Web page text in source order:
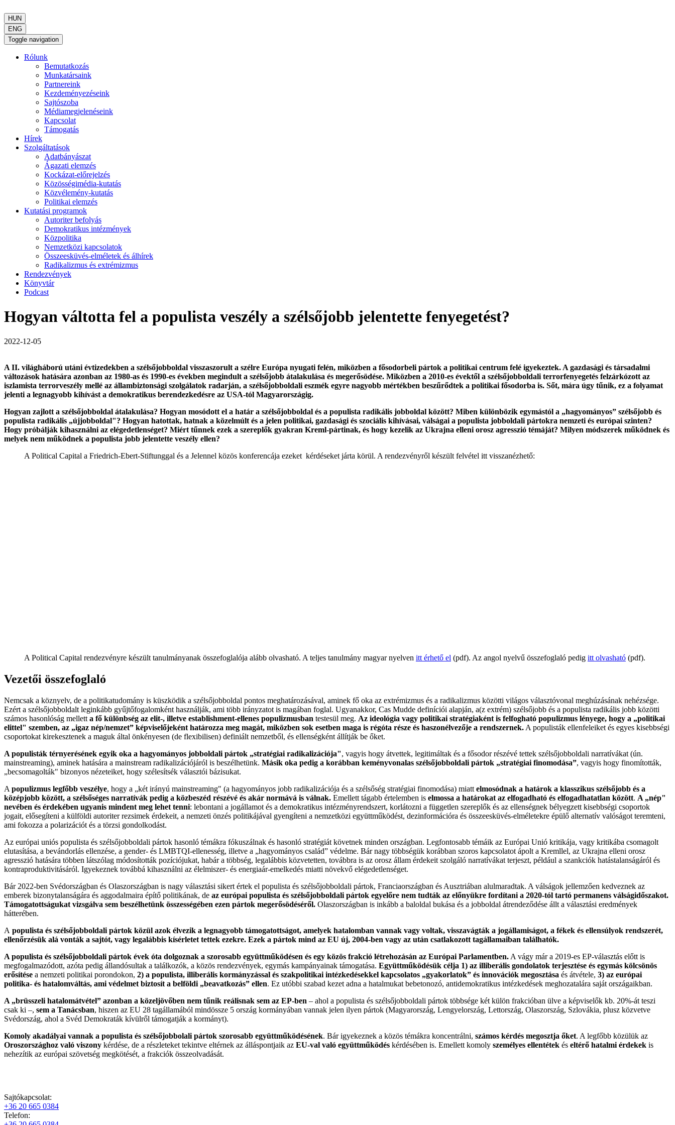
HUN
ENG
Toggle navigation
Rólunk
Bemutatkozás
Munkatársaink
Partnereink
Kezdeményezéseink
Sajtószoba
Médiamegjelenéseink
Kapcsolat
Támogatás
Hírek
Szolgáltatások
Adatbányászat
Ágazati elemzés
Kockázat-előrejelzés
Közösségimédia-kutatás
Közvélemény-kutatás
Politikai elemzés
Kutatási programok
Autoriter befolyás
Demokratikus intézmények
Közpolitika
Nemzetközi kapcsolatok
Összeesküvés-elméletek és álhírek
Radikalizmus és extrémizmus
Rendezvények
Könyvtár
Podcast
Hogyan váltotta fel a populista veszély a szélsőjobb jelentette fenyegetést?
2022-12-05
A II. világháború utáni évtizedekben a szélsőjobboldal visszaszorult a szélre Európa nyugati felén, miközben a fősodorbeli pártok a politikai centrum felé igyekeztek. A gazdasági és társadalmi
változások hatására azonban az 1980-as és 1990-es években megindult a szélsőjobb átalakulása és megerősödése. Miközben a 2010-es évektől a szélsőjobboldali terrorfenyegetés felzárkózott az
iszlamista terrorveszély mellé az állambiztonsági szolgálatok radarján, a szélsőjobboldali eszmék egyre nagyobb mértékben beszűrődtek a politikai fősodorba is. Sőt, mára úgy tűnik, ez a folyamat
jelenti a legnagyobb kihívást a demokratikus berendezkedésre az USA-tól Magyarországig.
Hogyan zajlott a szélsőjobboldal átalakulása? Hogyan mosódott el a határ a szélsőjobboldal és a populista radikális jobboldal között? Miben különbözik egymástól a „hagyományos” szélsőjobb és
populista radikális „újjobboldal"? Hogyan hatottak, hatnak a közelmúlt és a jelen politikai, gazdasági és szociális kihívásai, válságai a populista jobboldali pártokra nemzeti és európai szinten?
Hogy próbálják kihasználni az elégedetlenséget? Miért tűnnek ezek a szereplők gyakran Kreml-pártinak, és hogy kezelik az Ukrajna elleni orosz agresszió témáját? Milyen módszerek működnek és
melyek nem működnek a populista jobb jelentette veszély ellen?
A Political Capital a Friedrich-Ebert-Stiftunggal és a Jelennel közös konferencája ezeket kérdéseket járta körül. A rendezvényről készült felvétel itt visszanézhető:
A Political Capital rendezvényre készült tanulmányanak összefoglalója alább olvasható. A teljes tanulmány magyar nyelven itt érhető el (pdf). Az angol nyelvű összefoglaló pedig itt olvasható (pdf).
Vezetői összefoglaló
Nemcsak a köznyelv, de a politikatudomány is küszködik a szélsőjobboldal pontos meghatározásával, aminek fő oka az extrémizmus és a radikalizmus közötti világos választóvonal meghúzásának nehézsége.
Ezért a szélsőjobboldalt leginkább gyűjtőfogalomként használják, ami több irányzatot is magában foglal. Ugyanakkor, Cas Mudde definíciói alapján, a(z extrém) szélsőjobb és a populista radikális jobb közötti
számos hasonlóság mellett a fő különbség az elit-, illetve establishment-ellenes populizmusban testesül meg. Az ideológia vagy politikai stratégiaként is felfogható populizmus lényege, hogy a „politikai
elittel" szemben, az „igaz nép/nemzet” képviselőjeként határozza meg magát, miközben sok esetben maga is régóta része és haszonélvezője a rendszernek. A populisták ellenfeleiket és egyes kisebbségi
csoportokat kirekesztenek a maguk által önkényesen (de flexibilisen) definiált nemzetből, és ellenségként állítják be őket.
A populisták térnyerésének egyik oka a hagyományos jobboldali pártok „stratégiai radikalizációja", vagyis hogy átvettek, legitimáltak és a fősodor részévé tettek szélsőjobboldali narratívákat (ún.
mainstreaming), aminek hatására a mainstream radikalizációjáról is beszélhetünk. Másik oka pedig a korábban keményvonalas szélsőjobboldali pártok „stratégiai finomodása”, vagyis hogy finomították,
„becsomagolták" bizonyos nézeteiket, hogy szélesítsék választói bázisukat.
A populizmus legfőbb veszélye, hogy a „két irányú mainstreaming" (a hagyományos jobb radikalizációja és a szélsőség stratégiai finomodása) miatt elmosódnak a határok a klasszikus szélsőjobb és a
középjobb között, a szélsőséges narratívák pedig a közbeszéd részévé és akár normává is válnak. Emellett tágabb értelemben is elmossa a határokat az elfogadható és elfogadhatatlan között. A „nép"
nevében és érdekében ugyanis mindent meg lehet tenni: lebontani a jogállamot és a demokratikus intézményrendszert, korlátozni a független szereplők és az ellenségnek bélyegzett kisebbségi csoportok
jogait, elősegíteni a külföldi autoriter rezsimek érdekeit, a nemzeti önzés politikájával gyengíteni a nemzetközi együttműködést, dezinformációra és összeesküvés-elméletekre épülő alternatív valóságot teremteni,
ami fokozza a polarizációt és a törzsi gondolkodást.
Az európai uniós populista és szélsőjobboldali pártok hasonló témákra fókuszálnak és hasonló stratégiát követnek minden országban. Legfontosabb témáik az Európai Unió kritikája, vagy kritikába csomagolt
elutasítása, a bevándorlás ellenzése, a gender- és LMBTQI-ellenesség, illetve a „hagyományos család” védelme. Bár nagy többségük korábban szoros kapcsolatot ápolt a Kremllel, az Ukrajna elleni orosz
agresszió hatására többen látszólag módosították pozíciójukat, habár a többség, legalábbis közvetetten, továbbra is az orosz állam érdekeit szolgáló narratívákat terjeszt, például a szankciók hatástalanságáról és
kontraproduktivitásáról. Igyekeznek továbbá kihasználni az élelmiszer- és energiaár-emelkedés miatti növekvő elégedetlenséget.
Bár 2022-ben Svédországban és Olaszországban is nagy választási sikert értek el populista és szélsőjobboldali pártok, Franciaországban és Ausztriában alulmaradtak. A válságok jellemzően kedveznek az
emberek bizonytalanságára és aggodalmaira építő politikának, de az európai populista és szélsőjobboldali pártok egyelőre nem tudták az előnyükre fordítani a 2020-tól tartó permanens válságidőszakot.
Támogatottságukat vizsgálva sem beszélhetünk összességében ezen pártok megerősödéséről. Olaszországban is inkább a baloldal bukása és a jobboldal átrendeződése állt a választási eredmények
hátterében.
A populista és szélsőjobboldali pártok közül azok élvezik a legnagyobb támogatottságot, amelyek hatalomban vannak vagy voltak, visszavágták a jogállamiságot, a fékek és ellensúlyok rendszerét,
ellenőrzésük alá vonták a sajtót, vagy legalábbis kísérletet tettek ezekre. Ezek a pártok mind az EU új, 2004-ben vagy az után csatlakozott tagállamaiban találhatók.
A populista és szélsőjobboldali pártok évek óta dolgoznak a szorosabb együttműködésen és egy közös frakció létrehozásán az Európai Parlamentben. A vágy már a 2019-es EP-választás előtt is
megfogalmazódott, azóta pedig állandósultak a találkozók, a közös rendezvények, egymás kampányainak támogatása. Együttműködésük célja 1) az illiberális gondolatok terjesztése és egymás kölcsönös
erősítése a nemzeti politikai porondokon, 2) a populista, illiberális kormányzással és szakpolitikai intézkedésekkel kapcsolatos „gyakorlatok” és innovációk megosztása és átvétele, 3) az európai
politika- és hatalomváltás, ami védelmet biztosít a belföldi „beavatkozás” ellen. Ez utóbbi szabad kezet adna a hatalmukat bebetonozó, antidemokratikus intézkedések meghozatalára saját országaikban.
A „brüsszeli hatalomátvétel” azonban a közeljövőben nem tűnik reálisnak sem az EP-ben – ahol a populista és szélsőjobboldali pártok többsége két külön frakcióban ülve a képviselők kb. 20%-át teszi
csak ki –, sem a Tanácsban, hiszen az EU 28 tagállamából mindössze 5 ország kormányában vannak jelen ilyen pártok (Magyarország, Lengyelország, Lettország, Olaszország, Szlovákia, plusz közvetve
Svédország, ahol a Svéd Demokraták kívülről támogatják a kormányt).
Komoly akadályai vannak a populista és szélsőjobbolali pártok szorosabb együttműködésének. Bár igyekeznek a közös témákra koncentrálni, számos kérdés megosztja őket. A legfőbb közülük az
Oroszországhoz való viszony kérdése, de a részleteket tekintve eltérnek az álláspontjaik az EU-val való együttműködés kérdésében is. Emellett komoly személyes ellentétek és eltérő hatalmi érdekek is
nehezítik az európai szövetség megkötését, a frakciók összeolvadását.
Sajtókapcsolat:
+36 20 665 0384
Telefon: